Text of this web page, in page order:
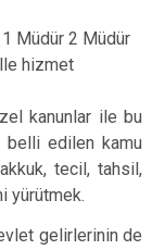
Selçuk
Torbalı
Urla
Bayraklı
Karabağlar
Müdür 2 Müdür
hizmet
kanunlar ile bu
belli edilen kamu
tecil, tahsil,
yürütmek.
gelirlerinin de